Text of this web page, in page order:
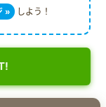
» しよう！